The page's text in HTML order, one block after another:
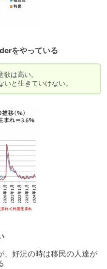
をやっている
は高い。
と生きていけない。
、好況の時は移民の人達が